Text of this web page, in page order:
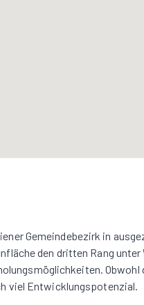
Gemeindebezirk in
den dritten Rang
viel Entwicklungspotenzial.